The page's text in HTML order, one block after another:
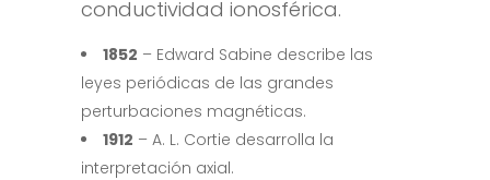
conductividad ionosférica.
1852 – Edward Sabine describe las
leyes periódicas de las grandes
perturbaciones magnéticas.
1912 – A. L. Cortie desarrolla la
interpretación axial.